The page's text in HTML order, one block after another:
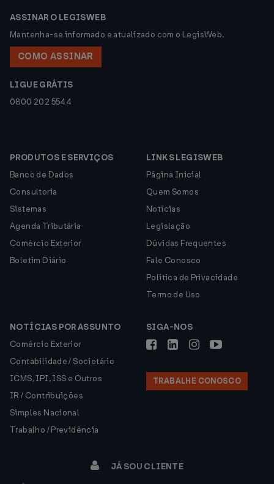
ASSINAR O LEGISWEB
Mantenha-se informado e atualizado com o LegisWeb.
COMO ASSINAR
LIGUE GRÁTIS
0800 202 5544
PRODUTOS E SERVIÇOS
Banco de Dados
Consultoria
Sistemas
Agenda Tributária
Comércio Exterior
Boletim Diário
LINKS LEGISWEB
Página Inicial
Quem Somos
Notícias
Legislação
Dúvidas Frequentes
Fale Conosco
Política de Privacidade
Termo de Uso
NOTÍCIAS POR ASSUNTO
Comércio Exterior
Contabilidade / Societário
ICMS, IPI, ISS e Outros
IR / Contribuições
Simples Nacional
Trabalho / Previdência
SIGA-NOS
TRABALHE CONOSCO
JÁ SOU CLIENTE